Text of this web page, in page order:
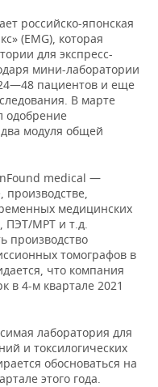
российско-японская
(EMG), которая
для экспресс-
мини-лаборатории
пациентов и еще
В марте
одобрение
модуля общей
medical —
производстве,
медицинских
ПЭТ/МРТ и т.д.
производство
томографов в
что компания
в 4-м квартале 2021
лаборатория для
и токсилогических
обосноваться на
этого года.